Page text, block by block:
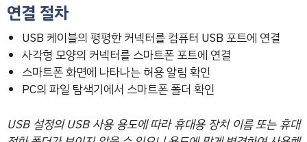
연결 절차
USB 케이블의 평평한 커넥터를 컴퓨터 USB 포트에 연결
사각형 모양의 커넥터를 스마트폰 포트에 연결
스마트폰 화면에 나타나는 허용 알림 확인
PC의 파일 탐색기에서 스마트폰 폴더 확인
USB 설정의 USB 사용 용도에 따라 휴대용 장치 이름 또는 휴대